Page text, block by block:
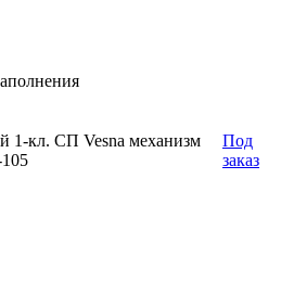
1-кл. СП Vesna механизм
Под
заказ